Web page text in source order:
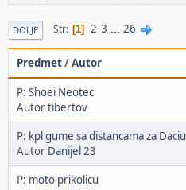
DOLJE Str 1 2 3 ... 26
Predmet/Autor
P: Shoei Neotec
Autortibertov
P: kpl gume sa distancama za Daciu
Autor Danijel 23
P: moto prikolicu